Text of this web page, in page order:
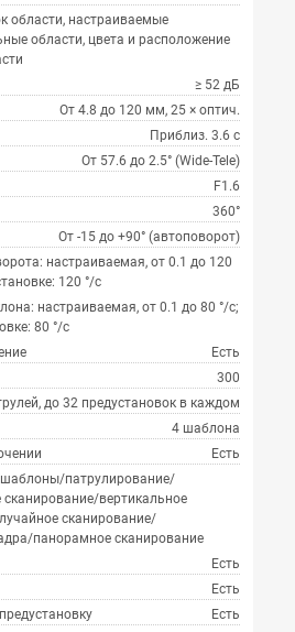
области, настраиваемые
области, цвета и расположение
≥ 52 дБ
От 4.8 до 120 мм, 25 × оптич.
Приблиз. 3.6 с
От 57.6 до 2.5° (Wide-Tele)
F1.6
360°
От -15 до +90° (автоповорот)
настраиваемая, от 0.1 до 120
120 °/с
настраиваемая, от 0.1 до 80 °/с;
80 °/с
Есть
300
до 32 предустановок в каждом
4 шаблона
Есть
патрулирование/
сканирование/вертикальное
сканирование/
панорамное сканирование
Есть
Есть
Есть